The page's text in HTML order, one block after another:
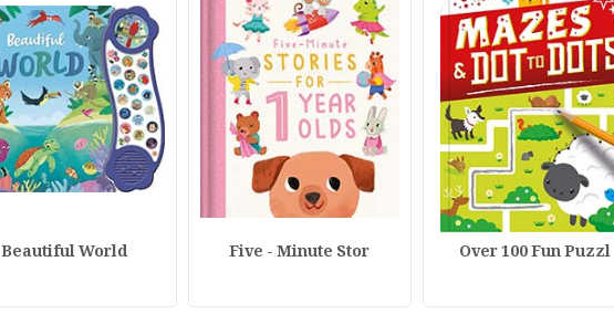
Over 100 Fun Puzzl
Five - Minute Stor
Beautiful World